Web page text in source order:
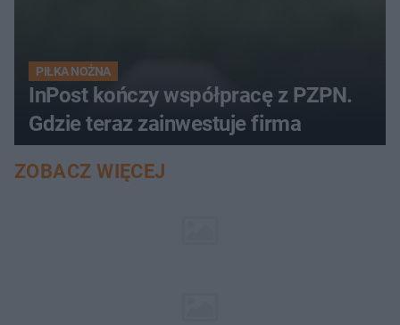
PIŁKA NOŻNA
InPost kończy współpracę z PZPN.
Gdzie teraz zainwestuje firma
ZOBACZ WIĘCEJ